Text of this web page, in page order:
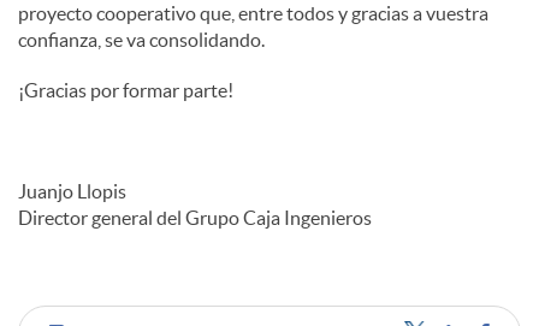
proyecto cooperativo que, entre todos y gracias a vuestra
confianza, se va consolidando.
¡Gracias por formar parte!
Juanjo Llopis
Director general del Grupo Caja Ingenieros